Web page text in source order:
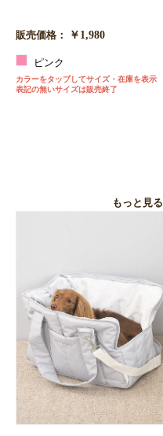
販売価格： ￥1,980
ピンク
カラーをタップしてサイズ・在庫を表示
表記の無いサイズは販売終了
もっと見る